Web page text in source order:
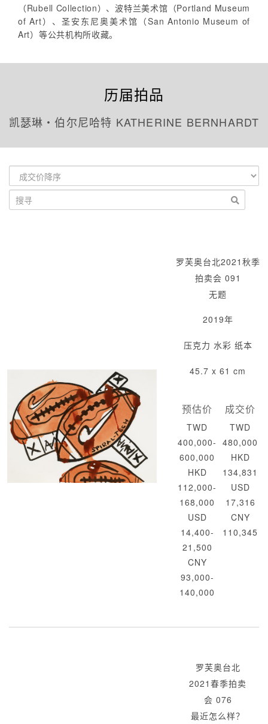
（Rubell Collection）、波特兰美术馆（Portland Museum
of Art）、圣安东尼奥美术馆（San Antonio Museum of
Art）等公共机构所收藏。
历届拍品
凯瑟琳‧伯尔尼哈特 KATHERINE BERNHARDT
罗芙奥台北2021秋季
拍卖会 091
无题
2019年
压克力 水彩 纸本
45.7 x 61 cm
预估价
TWD
400,000-
600,000
HKD
112,000-
168,000
USD
14,400-
21,500
CNY
93,000-
140,000
成交价
TWD
480,000
HKD
134,831
USD
17,316
CNY
110,345
罗芙奥台北
2021春季拍卖
会 076
最近怎么样？